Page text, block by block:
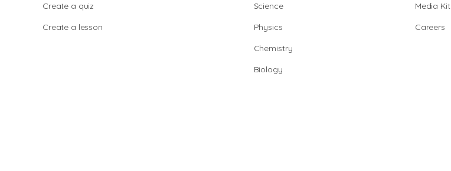
Create a quiz
Create a lesson
Science
Physics
Chemistry
Biology
Media Kit
Careers